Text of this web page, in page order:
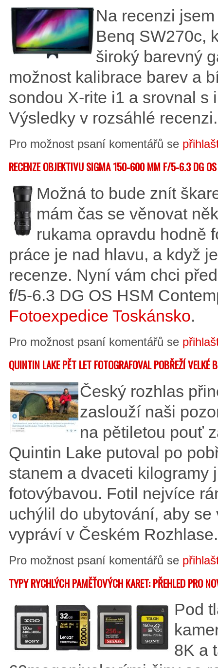
Na recenzi
Benq SW270c,
široký barevný
možnost kalibrace barev a
sondou X-rite i1 a srovnal s
Výsledky v rozsáhlé recenzi.
Pro možnost psaní komentářů se
RECENZE OBJEKTIVU SIGMA 150-600 MM F/5-6.3 DG
Možná to bude znít
mám čas se věnovat
rukama opravdu hodně
práce je nad hlavu, a když
recenze. Nyní vám chci
f/5-6.3 DG OS HSM
Fotoexpedice Toskánsko.
Pro možnost psaní komentářů se
QUINTIN LAKE PĚT LET FOTOGRAFOVAL POBŘEŽÍ
Český rozhlas
zaslouží naši
na pětiletou pouť
Quintin Lake putoval po
stanem a dvaceti kilogramy
fotovýbavou. Fotil nejvíce
uchýlil do ubytování, aby
vypráví v Českém Rozhlase.
Pro možnost psaní komentářů se
TYPY RYCHLÝCH PAMĚŤOVÝCH KARET: PŘEHLED PRO
Pod
8K a